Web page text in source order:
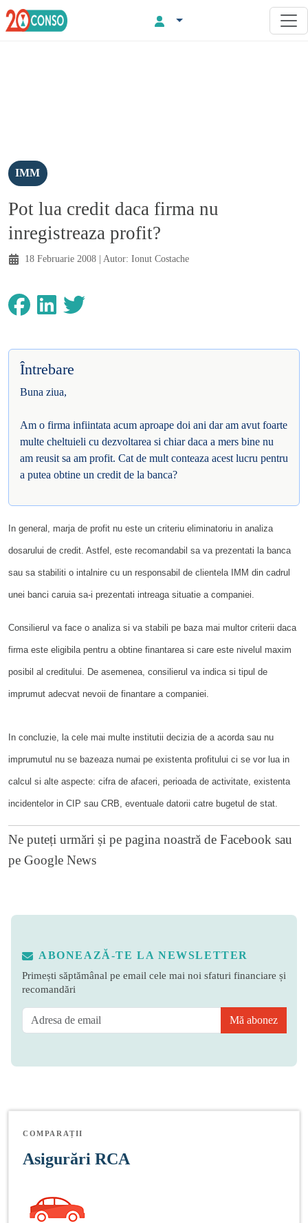
IMM
Pot lua credit daca firma nu
inregistreaza profit?
18 Februarie 2008 | Autor: Ionut Costache
Întrebare
Buna ziua,
Am o firma infiintata acum aproape doi ani dar am avut foarte
multe cheltuieli cu dezvoltarea si chiar daca a mers bine nu
am reusit sa am profit. Cat de mult conteaza acest lucru pentru
a putea obtine un credit de la banca?
In general, marja de profit nu este un criteriu eliminatoriu in analiza
dosarului de credit. Astfel, este recomandabil sa va prezentati la banca
sau sa stabiliti o intalnire cu un responsabil de clientela IMM din cadrul
unei banci caruia sa-i prezentati intreaga situatie a companiei.
Consilierul va face o analiza si va stabili pe baza mai multor criterii daca
firma este eligibila pentru a obtine finantarea si care este nivelul maxim
posibil al creditului. De asemenea, consilierul va indica si tipul de
imprumut adecvat nevoii de finantare a companiei.
In concluzie, la cele mai multe institutii decizia de a acorda sau nu
imprumutul nu se bazeaza numai pe existenta profitului ci se vor lua in
calcul si alte aspecte: cifra de afaceri, perioada de activitate, existenta
incidentelor in CIP sau CRB, eventuale datorii catre bugetul de stat.
Ne puteți urmări și pe pagina noastră de Facebook sau
pe Google News
ABONEAZĂ-TE LA NEWSLETTER
Primești săptămânal pe email cele mai noi sfaturi financiare și
recomandări
Mă abonez
COMPARAȚII
Asigurări RCA